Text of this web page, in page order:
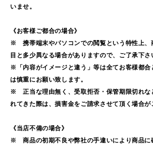
いませ。
《お客様ご都合の場合》
※ 携帯端末やパソコンでの閲覧という特性上、
目と多少異なる場合がありますので、ご了承下さ
※「内容がイメージと違う」等は全てお客様都合
は慎重にお願い致します。
※ 正当な理由無く、受取拒否・保管期限切れな
れてきた際は、損害金をご請求させて頂く場合が
《当店不備の場合》
※ 商品の初期不良や弊社の手違いにより商品に